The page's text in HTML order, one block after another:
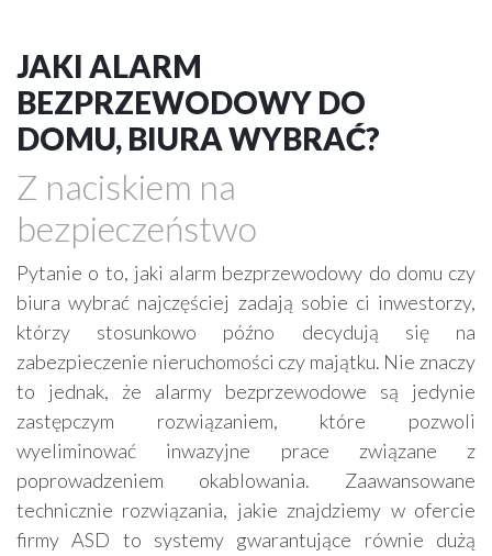
Rekuperacja, pompy ciepła
Wodno-kanalizacyjne usługi
Automatyka domowa
Grzejniki
Hydraulika
Energetyczne instalacje, urządzenia
Materiały hydrauliczne
Przeciwpożarowa ochrona, zabezpieczenia
Elektroinstalatorstwo
Systemy energooszczędne
Systemy nawilżania powietrza
Systemy odwodnień
Elektryczne materiały
Przemysłowe instalacje
Alarmowe systemy, monitoring
Hydrotechnika
Kable, przewody
Odkurzacze centralne
JAKI ALARM
BEZPRZEWODOWY DO
DOMU, BIURA WYBRAĆ?
Z naciskiem na
bezpieczeństwo
Pytanie o to, jaki alarm bezprzewodowy do domu czy
biura wybrać najczęściej zadają sobie ci inwestorzy,
którzy stosunkowo późno decydują się na
zabezpieczenie nieruchomości czy majątku. Nie znaczy
to jednak, że alarmy bezprzewodowe są jedynie
zastępczym rozwiązaniem, które pozwoli
wyeliminować inwazyjne prace związane z
poprowadzeniem okablowania. Zaawansowane
technicznie rozwiązania, jakie znajdziemy w ofercie
firmy ASD to systemy gwarantujące równie dużą